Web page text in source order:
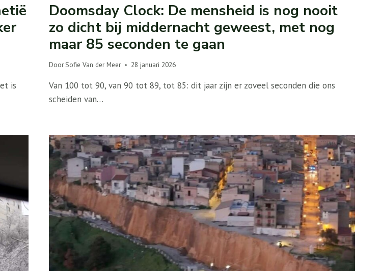
is
Doomsday Clock: De mensheid is nog nooit
zo dicht bij middernacht geweest, met nog
maar 85 seconden te gaan
DoorSofie Van der Meer 28 januari 2026
Van 100 tot 90, van 90 tot 89, tot 85: dit jaar zijn er zoveel seconden die ons
scheiden van…